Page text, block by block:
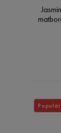
Populär